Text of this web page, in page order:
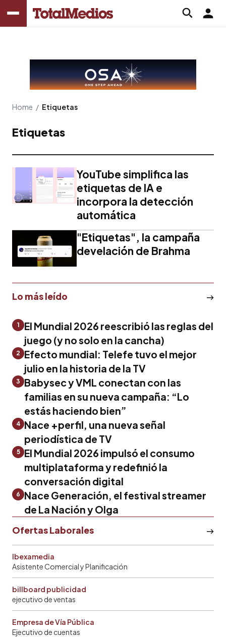
Home / Etiquetas
Etiquetas
YouTube simplifica las
etiquetas de IA e
incorpora la detección
automática
"Etiquetas", la campaña
develación de Brahma
Lo más leído
1
El Mundial 2026 reescribió las reglas del
juego (y no solo en la cancha)
2
Efecto mundial: Telefe tuvo el mejor
julio en la historia de la TV
3
Babysec y VML conectan con las
familias en su nueva campaña: “Lo
estás haciendo bien”
4 Nace +perfil, una nueva señal
periodística de TV
5
El Mundial 2026 impulsó el consumo
multiplataforma y redefinió la
conversación digital
6
Nace Generación, el festival streamer
de La Nación y Olga
Ofertas Laborales
Ibexamedia
Asistente Comercial y Planificación
billboard publicidad
ejecutivo de ventas
Empresa de Vía Pública
Ejecutivo de cuentas